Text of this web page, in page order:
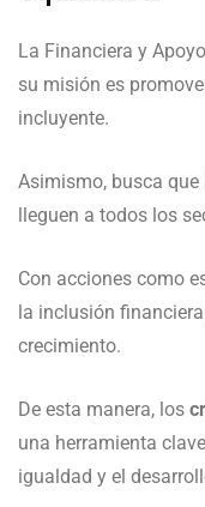
La Financiera y
su misión es
incluyente.
Asimismo, busca
lleguen a todos los
Con acciones como
la inclusión
crecimiento.
De esta manera, los
una herramienta
igualdad y el